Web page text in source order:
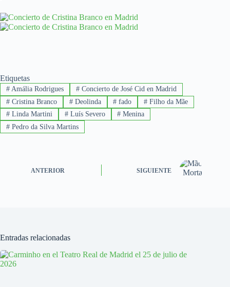
Etiquetas
#Amália Rodrigues #Concierto de José Cid en Madrid
#Cristina Branco #Deolinda # fado # Filho da Mãe
#Linda Martini #Luís Severo # Menina
#Pedro da Silva Martins
ANTERIOR SIGUIENTE
Entradas relacionadas